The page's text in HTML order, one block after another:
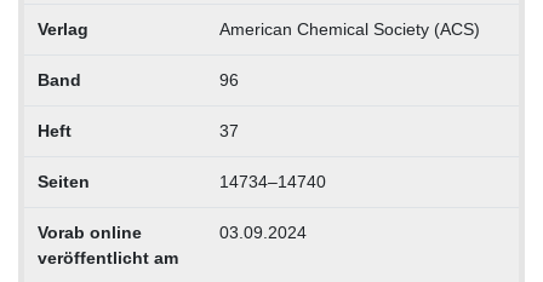
Verlag American Chemical Society (ACS)
Band 96
Heft 37
Seiten 14734–14740
Vorab online
veröffentlicht am
03.09.2024